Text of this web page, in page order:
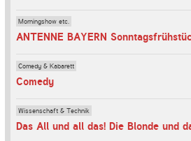
Morningshow etc.
Comedy & Kabarett
Comedy
Wissenschaft & Technik
Das All und all das! Die Blonde und